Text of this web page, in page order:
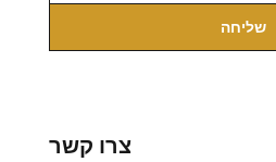
שליחה
צרו קשר